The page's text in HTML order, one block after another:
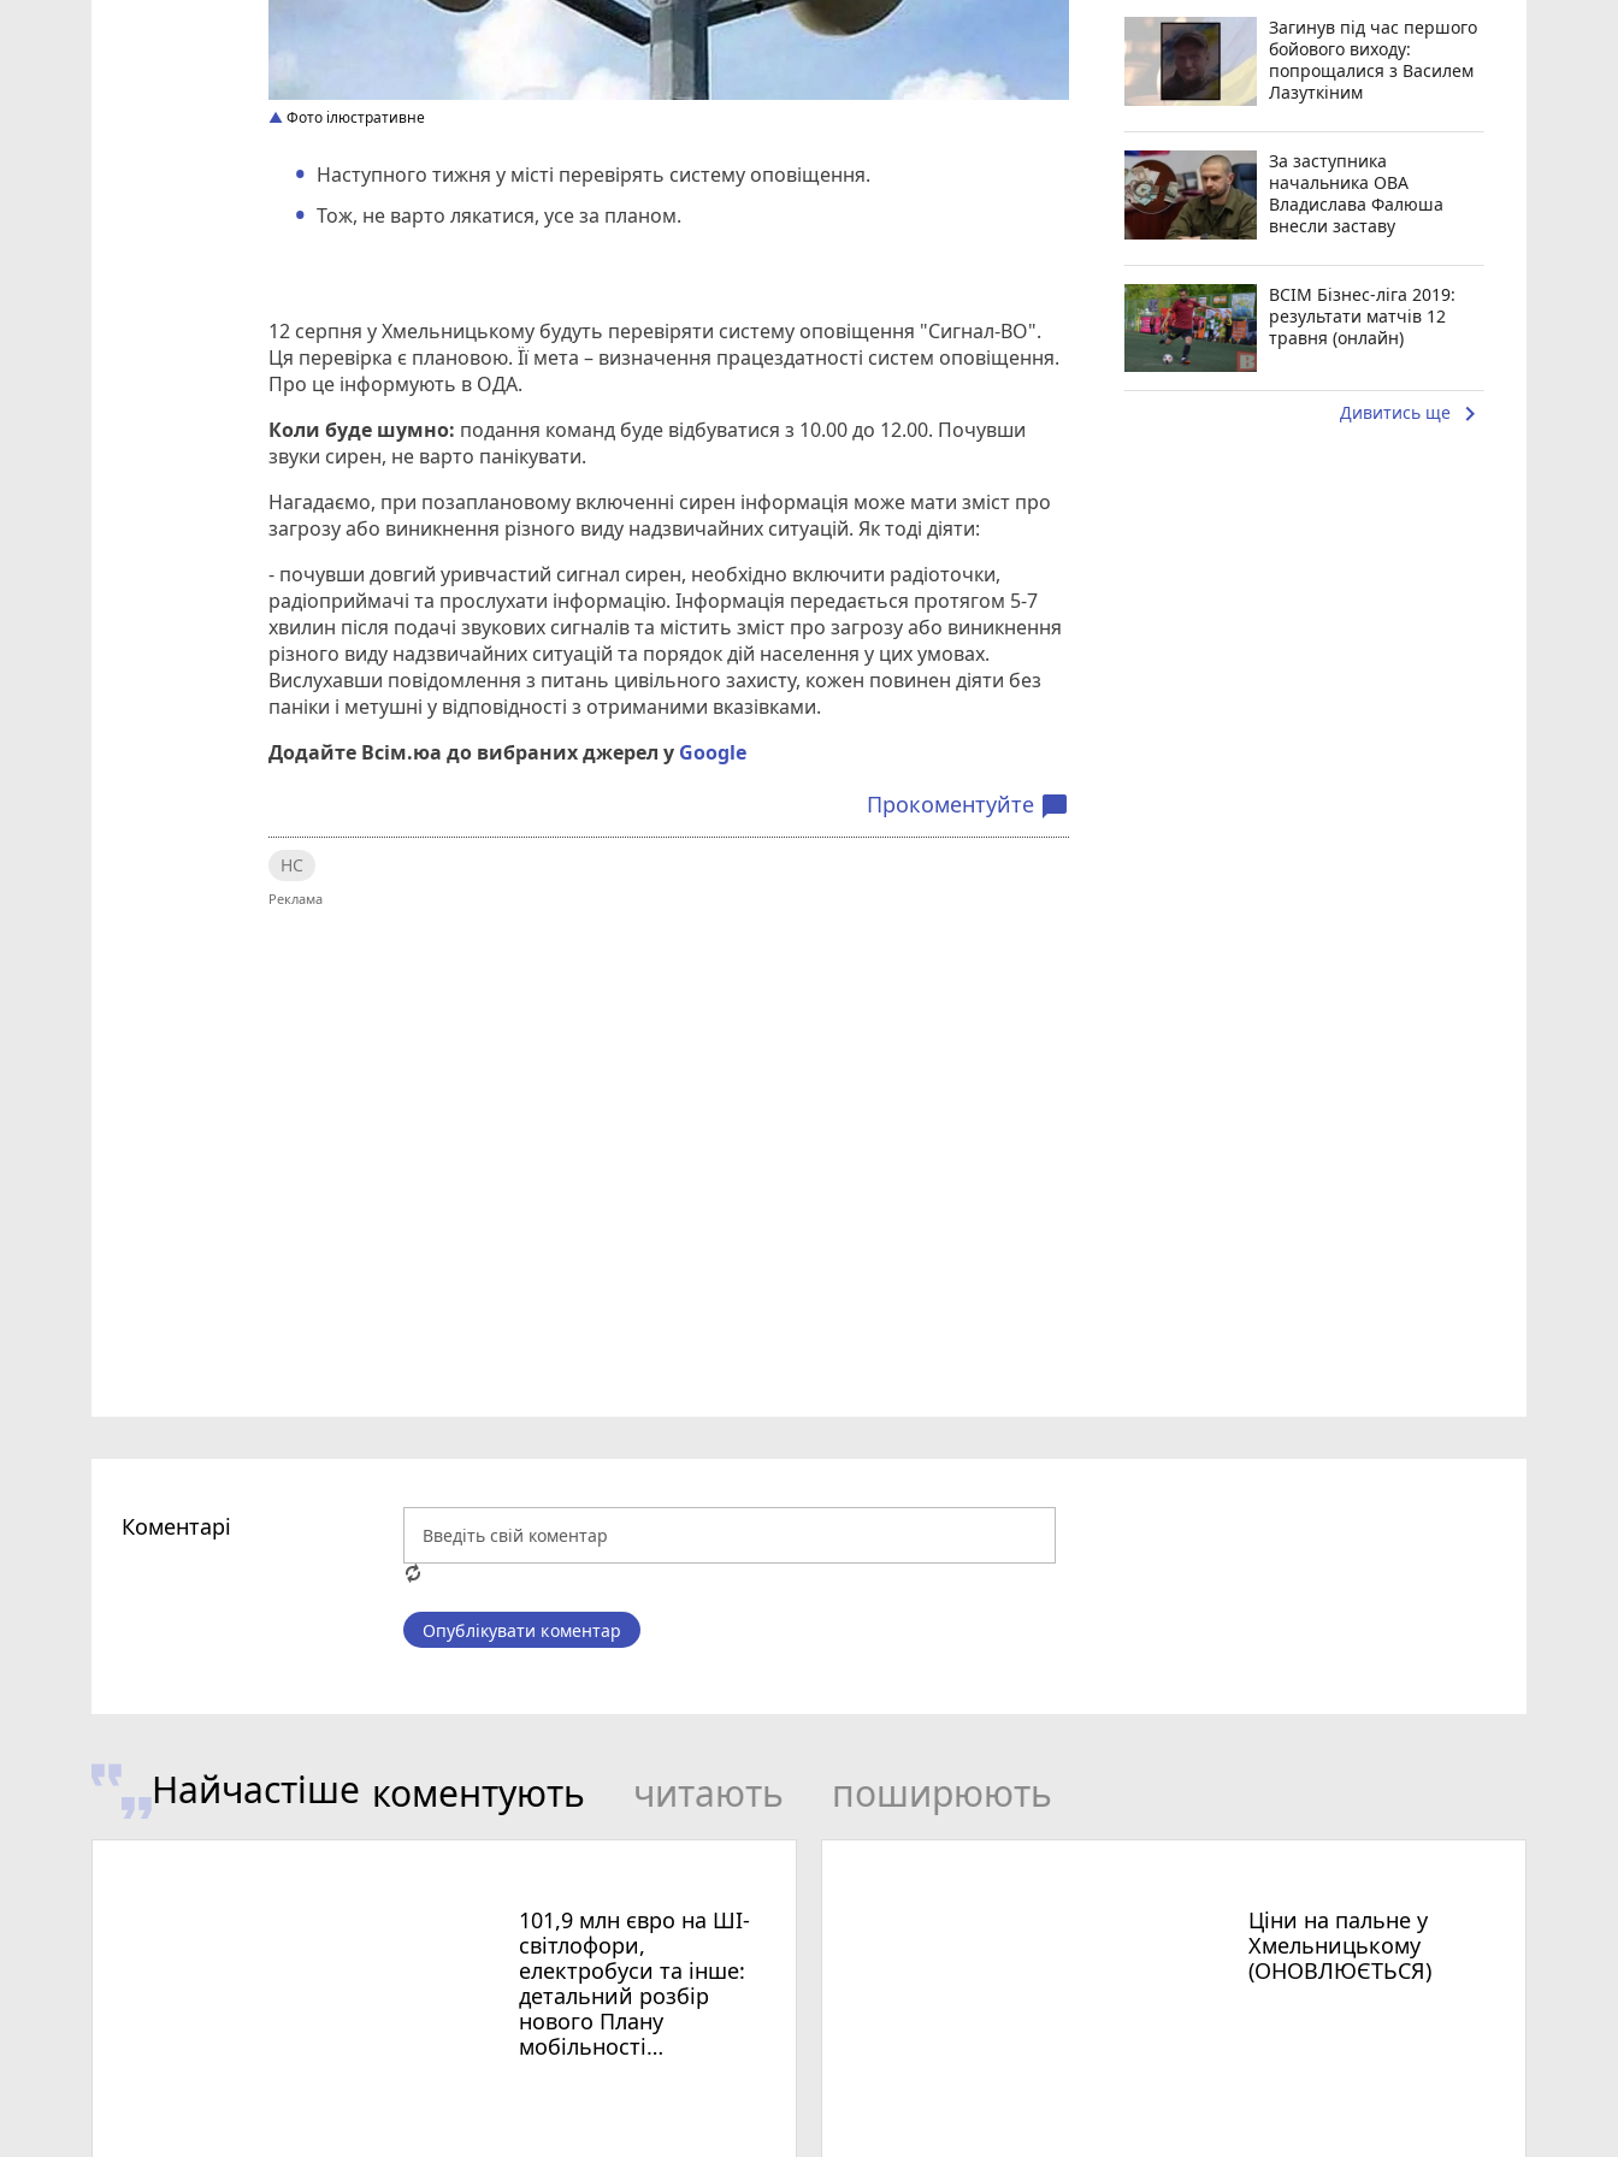
Фото ілюстративне
Наступного тижня у місті перевірять систему оповіщення.
Тож, не варто лякатися, усе за планом.
12 серпня у Хмельницькому будуть перевіряти систему оповіщення "Сигнал-ВО".
Ця перевірка є плановою. Її мета – визначення працездатності систем оповіщення.
Про це інформують в ОДА.
Коли буде шумно: подання команд буде відбуватися з 10.00 до 12.00. Почувши
звуки сирен, не варто панікувати.
Нагадаємо, при позаплановому включенні сирен інформація може мати зміст про
загрозу або виникнення різного виду надзвичайних ситуацій. Як тоді діяти:
- почувши довгий уривчастий сигнал сирен, необхідно включити радіоточки,
радіоприймачі та прослухати інформацію. Інформація передається протягом 5-7
хвилин після подачі звукових сигналів та містить зміст про загрозу або виникнення
різного виду надзвичайних ситуацій та порядок дій населення у цих умовах.
Вислухавши повідомлення з питань цивільного захисту, кожен повинен діяти без
паніки і метушні у відповідності з отриманими вказівками.
Додайте Всім.юа до вибраних джерел у Google
Прокоментуйте chat_bubble
НС
Загинув під час першого
бойового виходу:
попрощалися з Василем
Лазуткіним
За заступника
начальника ОВА
Владислава Фалюша
внесли заставу
ВСІМ Бізнес-ліга 2019:
результати матчів 12
травня (онлайн)
Дивитись ще keyboard_arrow_right
Коментарі
Опублікувати коментар
Найчастіше коментують читають поширюють
101,9 млн євро на ШІ-
світлофори,
електробуси та інше:
детальний розбір
нового Плану
мобільності
Ціни на пальне у
Хмельницькому
(ОНОВЛЮЄТЬСЯ)